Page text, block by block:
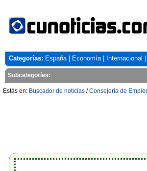
Categorías: España| Economía| Internacional
Subcategorías:
Estás en: Buscador de noticias /Consejería de